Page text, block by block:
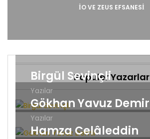
İO VE ZEUS EFSANESI
Popüler Yazarlar
Birgül Sevinçli
Yazılar
Gökhan Yavuz Demir
Yazılar
Hamza Celâleddin